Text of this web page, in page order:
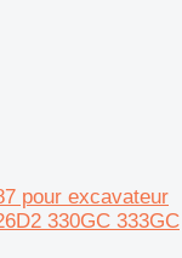
pour excavateur
330GC 333GC